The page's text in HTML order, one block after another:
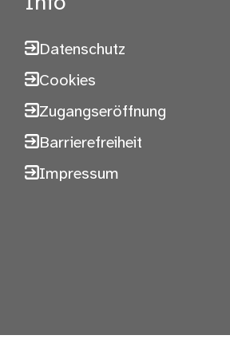
Datenschutz
Cookies
Zugangseröffnung
Barrierefreiheit
Impressum